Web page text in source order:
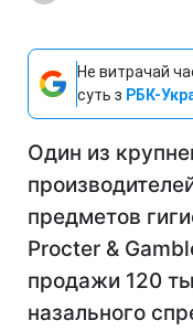
Не витрачай
суть з РБК-
Один из
предметов
Procter &
продажи 120
назального